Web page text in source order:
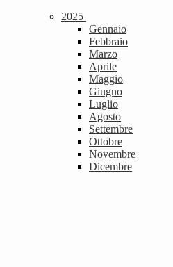
2025
Gennaio
Febbraio
Marzo
Aprile
Maggio
Giugno
Luglio
Agosto
Settembre
Ottobre
Novembre
Dicembre